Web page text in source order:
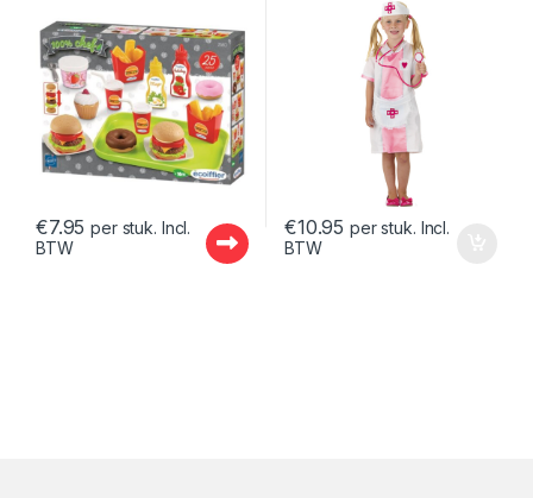
€7.95 per stuk. Incl.
BTW
€10.95 per stuk. Incl.
BTW